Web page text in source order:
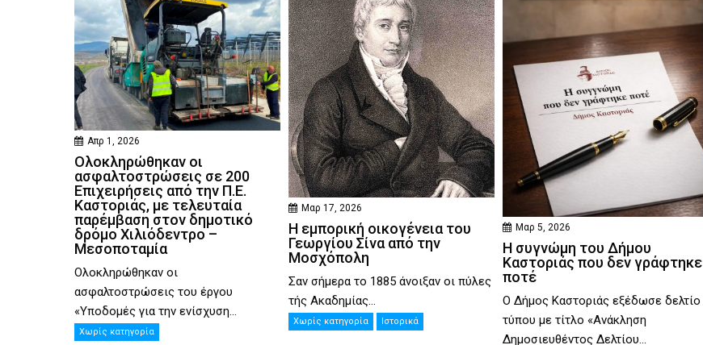
Απρ 1, 2026
Ολοκληρώθηκαν οι
ασφαλτοστρώσεις σε 200
Επιχειρήσεις από την Π.Ε.
Καστοριάς, με τελευταία
παρέμβαση στον δημοτικό
δρόμο Χιλιόδεντρο –
Μεσοποταμία
Ολοκληρώθηκαν οι
ασφαλτοστρώσεις του έργου
«Υποδομές για την ενίσχυση...
Χωρίς κατηγορία
Μαρ 17, 2026
Η εμπορική οικογένεια του
Γεωργίου Σίνα από την
Μοσχόπολη
Σαν σήμερα το 1885 άνοιξαν οι πύλες
τής Ακαδημίας...
Χωρίς κατηγορία Ιστορικά
Μαρ 5, 2026
Η συγνώμη του Δήμου
Καστοριάς που δεν γράφτηκε
ποτέ
Ο Δήμος Καστοριάς εξέδωσε δελτίο
τύπου με τίτλο «Ανάκληση
Δημοσιευθέντος Δελτίου...